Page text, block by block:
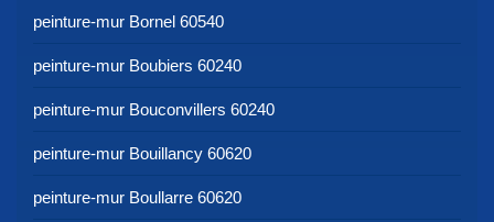
peinture-mur Bornel 60540
peinture-mur Boubiers 60240
peinture-mur Bouconvillers 60240
peinture-mur Bouillancy 60620
peinture-mur Boullarre 60620